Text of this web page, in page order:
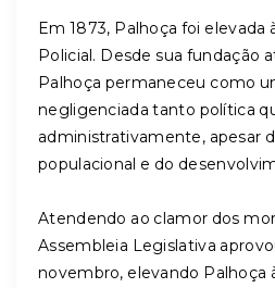
Em 1873, Palhoça foi elevada
Policial. Desde sua fundação
Palhoça permaneceu como
negligenciada tanto política
administrativamente, apesar
populacional e do
Atendendo ao clamor dos
Assembleia Legislativa
novembro, elevando Palhoça